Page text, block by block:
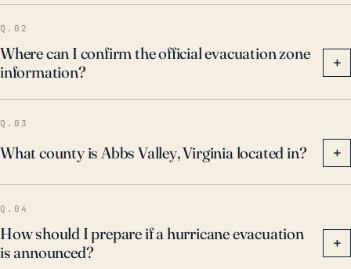
Q.02
Where can I confirm the official evacuation zone
information?
+
Q.03
What county is Abbs Valley, Virginia located in? +
Q.04
How should I prepare if a hurricane evacuation
is announced?
+